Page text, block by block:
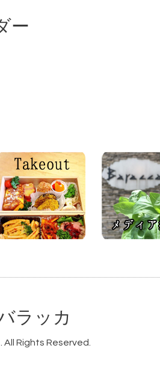
ー
ラッカ
. All Rights Reserved.